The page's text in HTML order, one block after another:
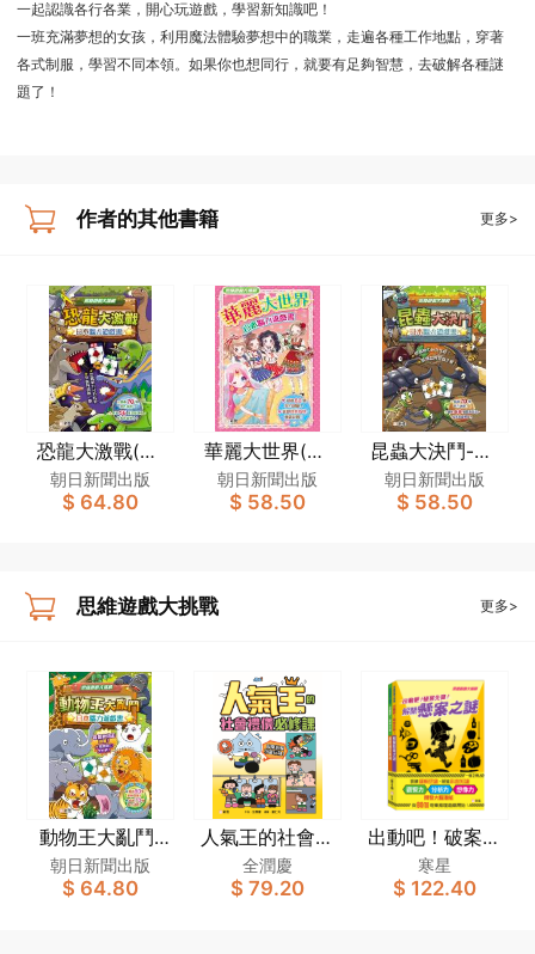
一起認識各行各業，開心玩遊戲，學習新知識吧！
一班充滿夢想的女孩，利用魔法體驗夢想中的職業，走遍各種工作地點，穿著
各式制服，學習不同本領。如果你也想同行，就要有足夠智慧，去破解各種謎
題了！
作者的其他書籍 更多>
恐龍大激戰(日
本腦力遊戲書)
[思維遊戲大挑
朝日新聞出版
$ 64.80
華麗大世界(日
本腦力遊戲書)
[思維遊戲大挑
朝日新聞出版
$ 58.50
昆蟲大決鬥-日
本腦力遊戲書
[思維遊戲大挑
朝日新聞出版
$ 58.50
思維遊戲大挑戰 更多>
動物王大亂鬥-
日本腦力遊戲書
[思維遊戲大挑
朝日新聞出版
$ 64.80
人氣王的社會禮
儀必修課：科學
拆解不當行為
全潤慶
$ 79.20
出動吧！破案先
鋒！套裝（一套
2冊）
寒星
$ 122.40